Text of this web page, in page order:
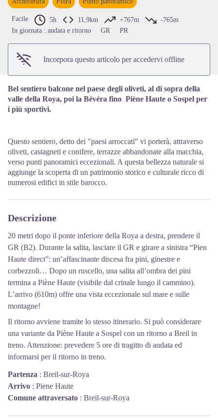
View picture in full screen
Facile 5h 11,9km +767m
-765m
In giornata : andata e ritorno
GR PR
Incorpora questo articolo per accedervi offline
Bel sentiero balcone nel paese degli oliveti, al di sopra della
valle della Roya, poi la Bévéra fino Piène Haute o Sospel per
i più sportivi.
Questo sentiero, detto dei "paesi arroccati" vi porterà, attraverso
oliveti, castagneti e conifere, terrazze abbandonate alla macchia,
verso punti panoramici eccezionali. A questa bellezza naturale si
aggiunge la scoperta di un patrimonio storico e culturale ricco di
numerosi edifici in stile barocco.
Descrizione
20 metri dopo il ponte inferiore della Roya a destra, prendere il
GR (B2). Durante la salita, lasciare il GR e girare a sinistra “Pien
Haute direct”: un’affascinante discesa fra pini, ginestre e
corbezzoli… Dopo un ruscello, una salita all’ombra dei pini
termina a Piène Haute (visibile dal crinale lungo il cammino).
L’arrivo (610m) offre una vista eccezionale sul mare e sulle
montagne!
Il ritorno avviene tramite lo stesso itinerario. Si può considerare
una variante da Piène Haute a Sospel con un ritorno a Breil in
treno. Attenzione: prevedere 5 ore di tragitto di andata ed
informarsi per il ritorno in treno.
Partenza : Breil-sur-Roya
Arrivo : Piene Haute
Comune attraversato : Breil-sur-Roya